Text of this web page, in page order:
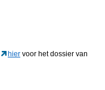
hier voor het dossier van